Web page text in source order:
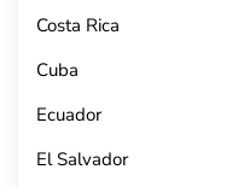
Costa Rica
Cuba
Ecuador
El Salvador